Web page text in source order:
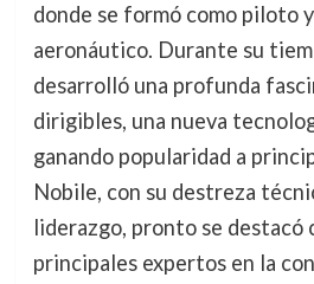
donde se formó como piloto
aeronáutico. Durante su
desarrolló una profunda
dirigibles, una nueva
ganando popularidad a
Nobile, con su destreza
liderazgo, pronto se destacó
principales expertos en la